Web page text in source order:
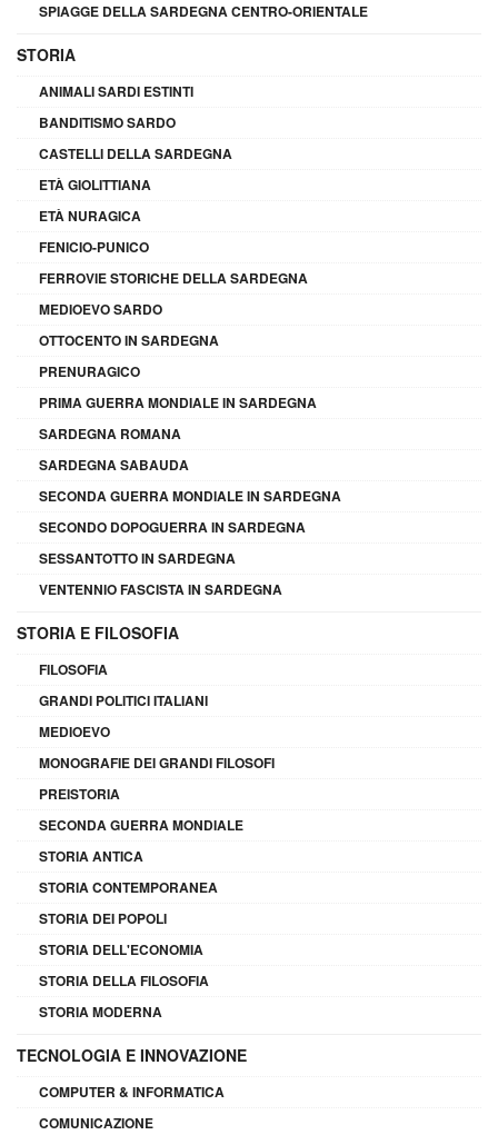
SPIAGGE DELLA SARDEGNA CENTRO-ORIENTALE
STORIA
ANIMALI SARDI ESTINTI
BANDITISMO SARDO
CASTELLI DELLA SARDEGNA
ETÀ GIOLITTIANA
ETÀ NURAGICA
FENICIO-PUNICO
FERROVIE STORICHE DELLA SARDEGNA
MEDIOEVO SARDO
OTTOCENTO IN SARDEGNA
PRENURAGICO
PRIMA GUERRA MONDIALE IN SARDEGNA
SARDEGNA ROMANA
SARDEGNA SABAUDA
SECONDA GUERRA MONDIALE IN SARDEGNA
SECONDO DOPOGUERRA IN SARDEGNA
SESSANTOTTO IN SARDEGNA
VENTENNIO FASCISTA IN SARDEGNA
STORIA E FILOSOFIA
FILOSOFIA
GRANDI POLITICI ITALIANI
MEDIOEVO
MONOGRAFIE DEI GRANDI FILOSOFI
PREISTORIA
SECONDA GUERRA MONDIALE
STORIA ANTICA
STORIA CONTEMPORANEA
STORIA DEI POPOLI
STORIA DELL'ECONOMIA
STORIA DELLA FILOSOFIA
STORIA MODERNA
TECNOLOGIA E INNOVAZIONE
COMPUTER & INFORMATICA
COMUNICAZIONE